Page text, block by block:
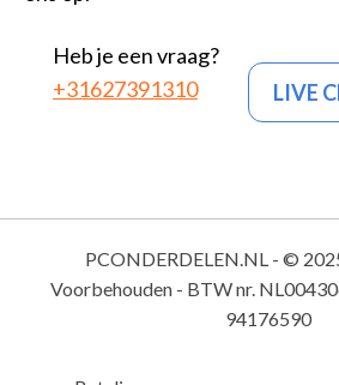
Heb je een vraag?
+31627391310
LIVE
PCONDERDELEN.NL - ©
Voorbehouden - BTW nr.
94176590